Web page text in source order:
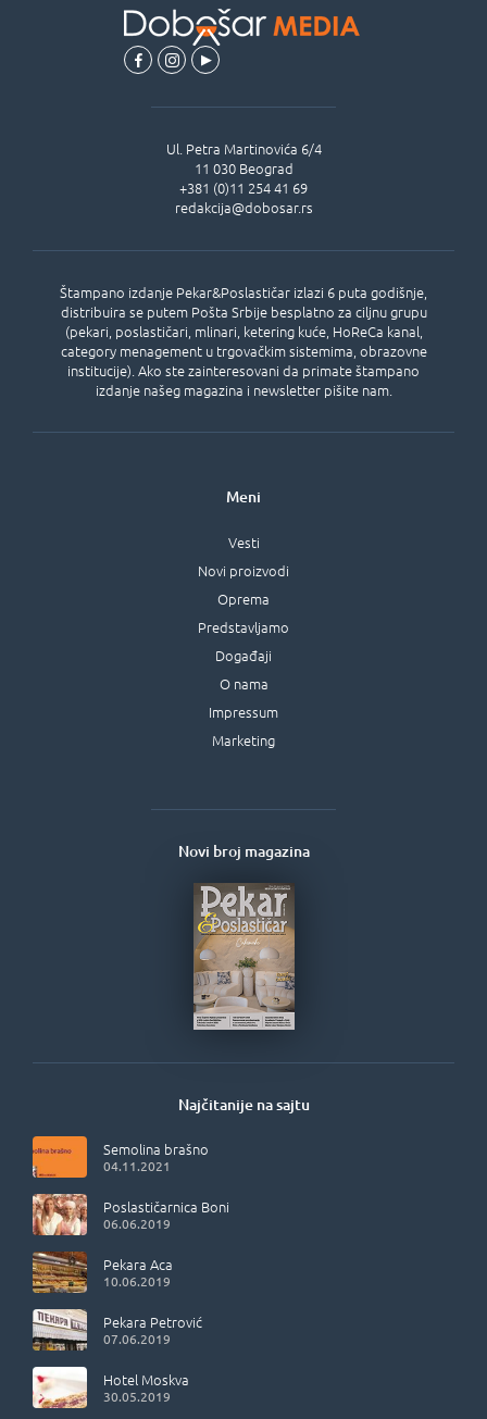
Štampano izdanje Pekar&Poslastičar izlazi 6 puta godišnje,
distribuira se putem Pošta Srbije besplatno za ciljnu grupu
(pekari, poslastičari, mlinari, ketering kuće, HoReCa kanal,
category menagement u trgovačkim sistemima, obrazovne
institucije). Ako ste zainteresovani da primate štampano
izdanje našeg magazina i newsletter pišite nam.
Ul. Petra Martinovića 6/4
11 030 Beograd
+381 (0)11 254 41 69
redakcija@dobosar.rs
Meni
Vesti
Novi proizvodi
Oprema
Predstavljamo
Događaji
O nama
Impressum
Marketing
Najčitanije na sajtu
Semolina brašno
04.11.2021
Poslastičarnica Boni
06.06.2019
Pekara Aca
10.06.2019
Pekara Petrović
07.06.2019
Hotel Moskva
30.05.2019
Novi broj magazina